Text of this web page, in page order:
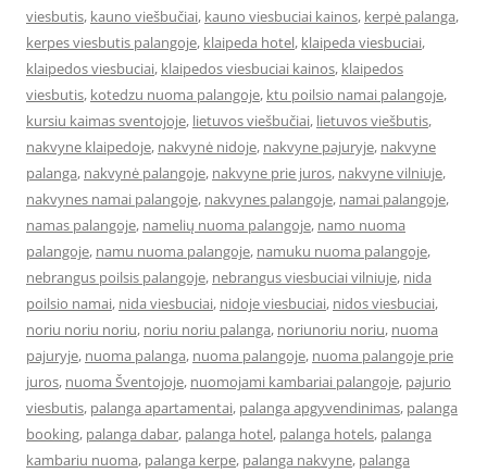
viesbutis, kauno viešbučiai, kauno viesbuciai kainos, kerpė palanga,
kerpes viesbutis palangoje, klaipeda hotel, klaipeda viesbuciai,
klaipedos viesbuciai, klaipedos viesbuciai kainos, klaipedos
viesbutis, kotedzu nuoma palangoje, ktu poilsio namai palangoje,
kursiu kaimas sventojoje, lietuvos viešbučiai, lietuvos viešbutis,
nakvyne klaipedoje, nakvynė nidoje, nakvyne pajuryje, nakvyne
palanga, nakvynė palangoje, nakvyne prie juros, nakvyne vilniuje,
nakvynes namai palangoje, nakvynes palangoje, namai palangoje,
namas palangoje, namelių nuoma palangoje, namo nuoma
palangoje, namu nuoma palangoje, namuku nuoma palangoje,
nebrangus poilsis palangoje, nebrangus viesbuciai vilniuje, nida
poilsio namai, nida viesbuciai, nidoje viesbuciai, nidos viesbuciai,
noriu noriu noriu, noriu noriu palanga, noriunoriu noriu, nuoma
pajuryje, nuoma palanga, nuoma palangoje, nuoma palangoje prie
juros, nuoma Šventojoje, nuomojami kambariai palangoje, pajurio
viesbutis, palanga apartamentai, palanga apgyvendinimas, palanga
booking, palanga dabar, palanga hotel, palanga hotels, palanga
kambariu nuoma, palanga kerpe, palanga nakvyne, palanga